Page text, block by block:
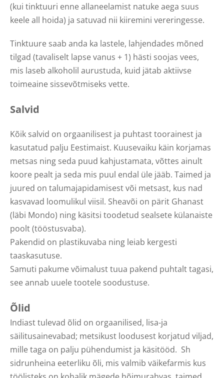
(kui tinktuuri enne allaneelamist natuke aega suus
keele all hoida) ja satuvad nii kiiremini vereringesse.
Tinktuure saab anda ka lastele, lahjendades mõned
tilgad (tavaliselt lapse vanus + 1) hästi soojas vees,
mis laseb alkoholil aurustuda, kuid jätab aktiivse
toimeaine sissevõtmiseks vette.
Salvid
Kõik salvid on orgaanilisest ja puhtast toorainest ja
kasutatud palju Eestimaist. Kuusevaiku käin korjamas
metsas ning seda puud kahjustamata, võttes ainult
koore pealt ja seda mis puul endal üle jääb. Taimed ja
juured on talumajapidamisest või metsast, kus nad
kasvavad loomulikul viisil. Sheavõi on pärit Ghanast
(läbi Mondo) ning käsitsi toodetud sealsete külanaiste
poolt (tööstusvaba).
Pakendid on plastikuvaba ning leiab kergesti
taaskasutuse.
Samuti pakume võimalust tuua pakend puhtalt tagasi,
see annab uuele tootele soodustuse.
Õlid
Indiast tulevad õlid on orgaanilised, lisa-ja
säilitusainevabad; metsikust loodusest korjatud viljad,
mille taga on palju pühendumist ja käsitööd. Sh
sidrunheina eeterliku õli, mis valmib väikefarmis kus